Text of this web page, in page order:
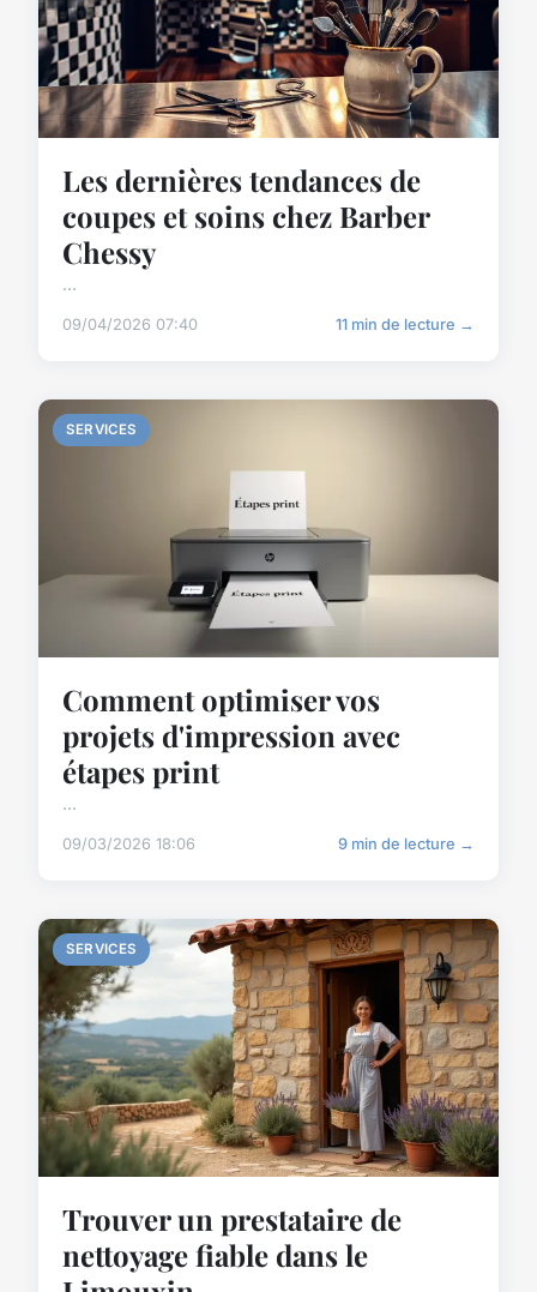
Les dernières tendances de
coupes et soins chez Barber
Chessy
...
09/04/2026 07:40 11 min de lecture →
SERVICES
Comment optimiser vos
projets d'impression avec
étapes print
...
09/03/2026 18:06 9 min de lecture →
SERVICES
Trouver un prestataire de
nettoyage fiable dans le